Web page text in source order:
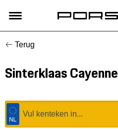
Lifestyle
Auto Accessoires
Classic
Terug
Sinterklaas Cayenne